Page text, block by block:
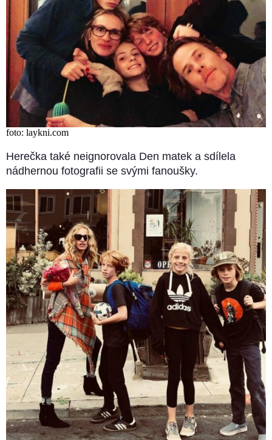
foto: laykni.com
Herečka také neignorovala Den matek a sdílela
nádhernou fotografii se svými fanoušky.